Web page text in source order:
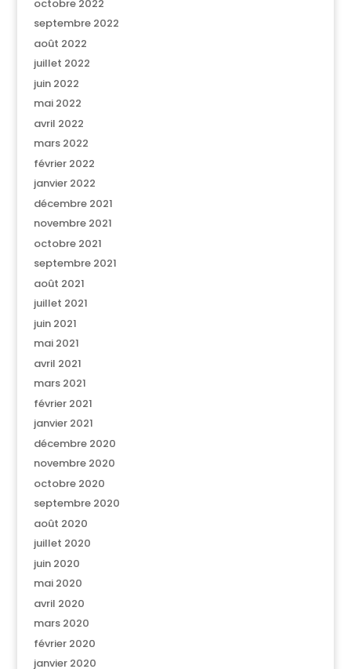
octobre 2022
septembre 2022
août 2022
juillet 2022
juin 2022
mai 2022
avril 2022
mars 2022
février 2022
janvier 2022
décembre 2021
novembre 2021
octobre 2021
septembre 2021
août 2021
juillet 2021
juin 2021
mai 2021
avril 2021
mars 2021
février 2021
janvier 2021
décembre 2020
novembre 2020
octobre 2020
septembre 2020
août 2020
juillet 2020
juin 2020
mai 2020
avril 2020
mars 2020
février 2020
janvier 2020